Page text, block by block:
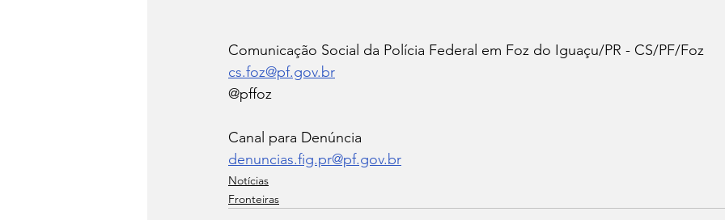
Comunicação Social da Polícia Federal em Foz do Iguaçu/PR - CS/PF/Foz
cs.foz@pf.gov.br
@pffoz
Canal para Denúncia
denuncias.fig.pr@pf.gov.br
Notícias
Fronteiras